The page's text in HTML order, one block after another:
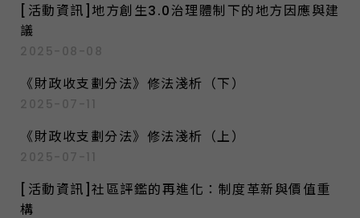
[活動資訊]地方創生3.0治理體制下的地方因應與建
議
2025-08-08
《財政收支劃分法》修法淺析（下）
2025-07-11
《財政收支劃分法》修法淺析（上）
2025-07-11
[活動資訊]社區評鑑的再進化：制度革新與價值重
構